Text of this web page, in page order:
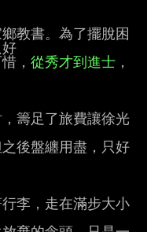
教書。為了擺脫困
， 從秀才到進士 ，
籌足了旅費讓徐光
後盤纏用盡，只好
李，走在滿步大小